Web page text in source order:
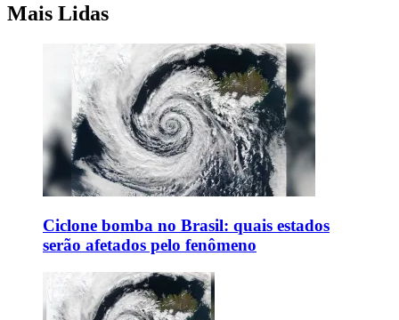
Mais Lidas
Ciclone bomba no Brasil: quais estados
serão afetados pelo fenômeno